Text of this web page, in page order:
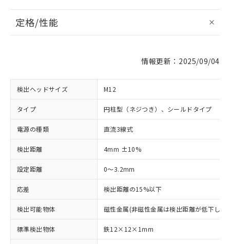
定格/性能
情報更新：2025/09/04
検出ヘッドサイズ M12
タイプ 円柱型（ネジつき）、シールドタイプ
電源の種類 直流3線式
検出距離 4mm ±10%
設定距離 0～3.2mm
応差 検出距離の15%以下
検出可能物体 磁性金属(非磁性金属は検出距離が低下しま
標準検出物体 鉄12×12×1mm